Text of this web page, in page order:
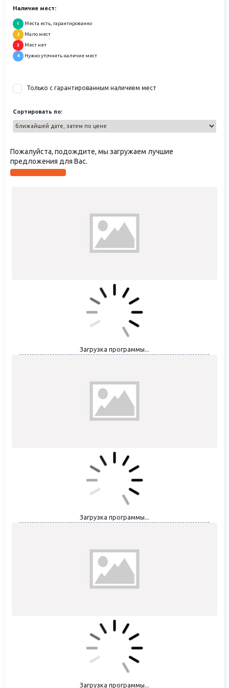
Наличие мест:
1 Места есть, гарантированно
2 Мало мест
3 Мест нет
4 Нужно уточнить наличие мест
Только с гарантированным наличием мест
Сортировать по:
Пожалуйста, подождите, мы загружаем лучшие
предложения для Вас.
Загрузка программы...
Загрузка программы...
Загрузка программы...